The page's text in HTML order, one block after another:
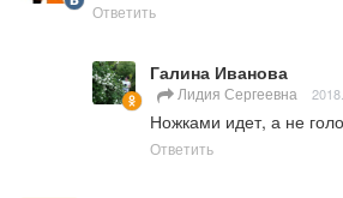
Ответить
Галина Иванова
Лидия Сергеевна
Ножками идет, а не
Ответить